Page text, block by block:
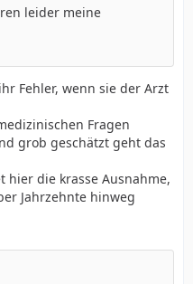
leider meine
Fehler, wenn sie der Arzt
Fragen
grob geschätzt geht das
hier die krasse Ausnahme,
Jahrzehnte hinweg